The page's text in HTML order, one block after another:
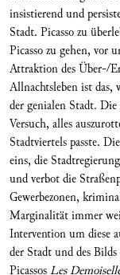
insistierend und
Stadt. Picasso zu
Picasso zu gehen, vor
Attraktion des Über-/
Allnachtsleben ist
der genialen Stadt.
Versuch, alles
Stadtviertels passte.
eins, die
und verbot die
Gewerbezonen,
Marginalität immer
Intervention um diese
der Stadt und des
PicassosLes